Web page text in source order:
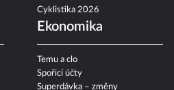
Cyklistika 2026
Ekonomika
Temu a clo
Spořicí účty
Superdávka – změny